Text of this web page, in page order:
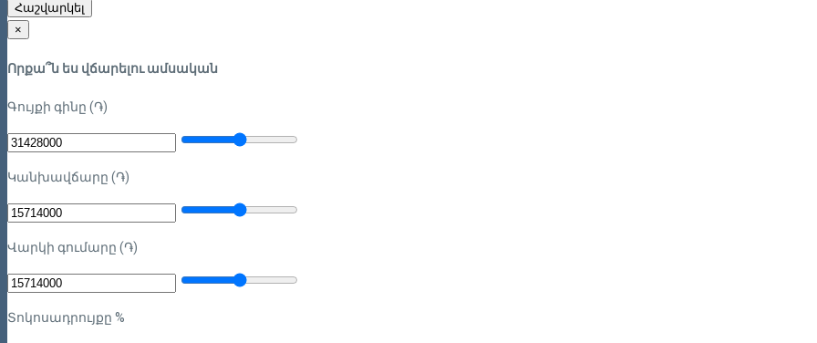
Հաշվարկել
×
Որքա՞ն ես վճարելու ամսական
Գույքի գինը (֏)
Կանխավճարը (֏)
Վարկի գումարը (֏)
Տոկոսադրույքը %